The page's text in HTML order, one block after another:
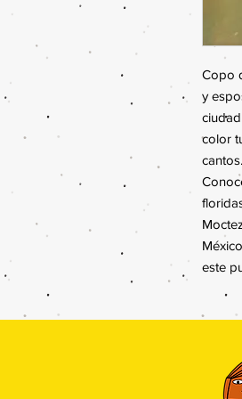
Copo
y
color
este